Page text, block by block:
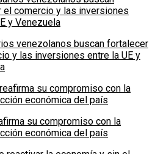
venezolanos buscan fortalecer
y las inversiones entre la UE y
su compromiso con la
económica del país